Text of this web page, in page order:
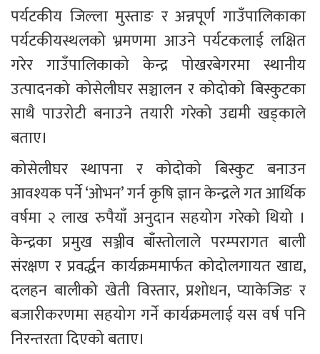
पर्यटकीय जिल्ला मुस्ताङ र अन्नपूर्ण गाउँपालिकाका
पर्यटकीयस्थलको भ्रमणमा आउने पर्यटकलाई लक्षित
गरेर गाउँपालिकाको केन्द्र पोखरबेगरमा स्थानीय
उत्पादनको कोसेलीघर सञ्चालन र कोदोको बिस्कुटका
साथै पाउरोटी बनाउने तयारी गरेको उद्यमी खड्काले
बताए।
कोसेलीघर स्थापना र कोदोको बिस्कुट बनाउन
आवश्यक पर्ने ‘ओभन’ गर्न कृषि ज्ञान केन्द्रले गत आर्थिक
वर्षमा २ लाख रुपैयाँ अनुदान सहयोग गरेको थियो ।
केन्द्रका प्रमुख सञ्जीव बाँस्तोलाले परम्परागत बाली
संरक्षण र प्रवर्द्धन कार्यक्रममार्फत कोदोलगायत खाद्य,
दलहन बालीको खेती विस्तार, प्रशोधन, प्याकेजिङ र
बजारीकरणमा सहयोग गर्ने कार्यक्रमलाई यस वर्ष पनि
निरन्तरता दिएको बताए।